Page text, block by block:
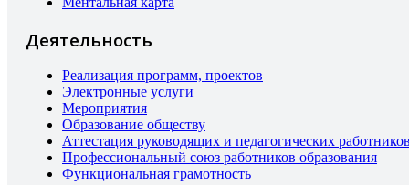
Деятельность
Реализация программ, проектов
Электронные услуги
Мероприятия
Образование обществу
Аттестация руководящих и педагогических работников
Профессиональный союз работников образования
Функциональная грамотность